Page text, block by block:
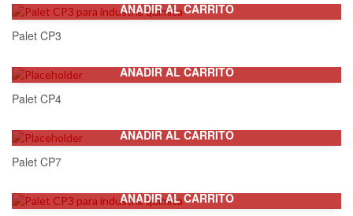
AÑADIR AL CARRITO
Palet CP3
AÑADIR AL CARRITO
Palet CP4
AÑADIR AL CARRITO
Palet CP7
AÑADIR AL CARRITO